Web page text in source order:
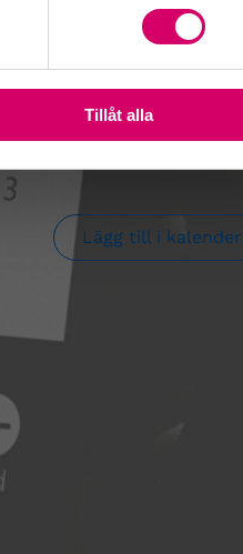
Tillåt alla
Lägg till i kalender